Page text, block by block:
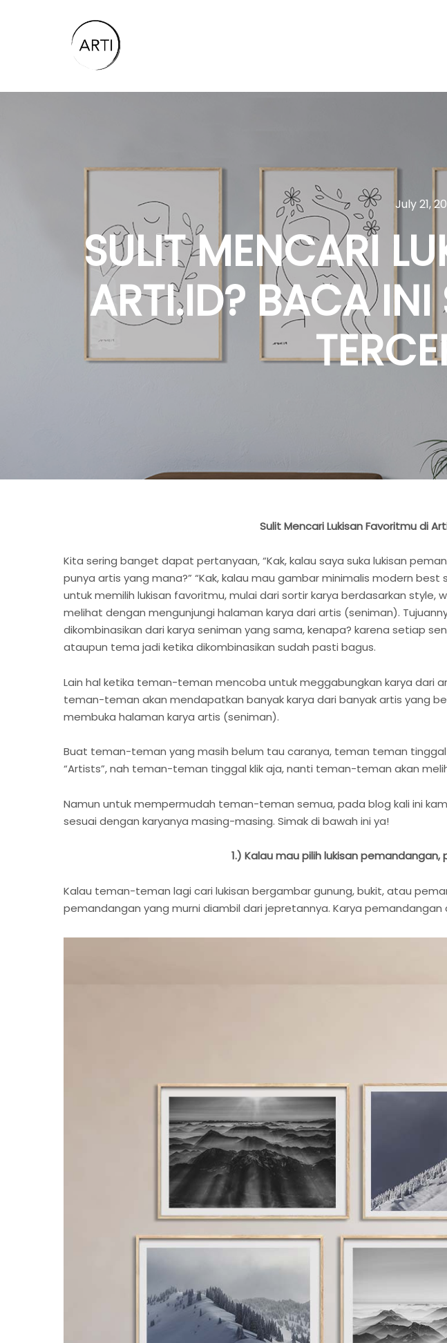
July 21,
SULIT MENCARI
ARTI.ID? BACA
Sulit Mencari Lukisan Favoritmu di
Kita sering banget dapat pertanyaan, “Kak, kalau saya suka lukisan
punya artis yang mana?” “Kak, kalau mau gambar minimalis modern
untuk memilih lukisan favoritmu, mulai dari sortir karya berdasarkan
melihat dengan mengunjungi halaman karya dari artis (seniman).
dikombinasikan dari karya seniman yang sama, kenapa? karena setiap
ataupun tema jadi ketika dikombinasikan sudah pasti bagus.
Lain hal ketika teman-teman mencoba untuk meggabungkan karya dari
teman-teman akan mendapatkan banyak karya dari banyak artis yang
membuka halaman karya artis (seniman).
Buat teman-teman yang masih belum tau caranya, teman teman
“Artists”, nah teman-teman tinggal klik aja, nanti teman-teman akan
Namun untuk mempermudah teman-teman semua, pada blog kali ini
sesuai dengan karyanya masing-masing. Simak di bawah ini ya!
1.) Kalau mau pilih lukisan
Kalau teman-teman lagi cari lukisan bergambar gunung, bukit, atau
pemandangan yang murni diambil dari jepretannya. Karya pemandangan